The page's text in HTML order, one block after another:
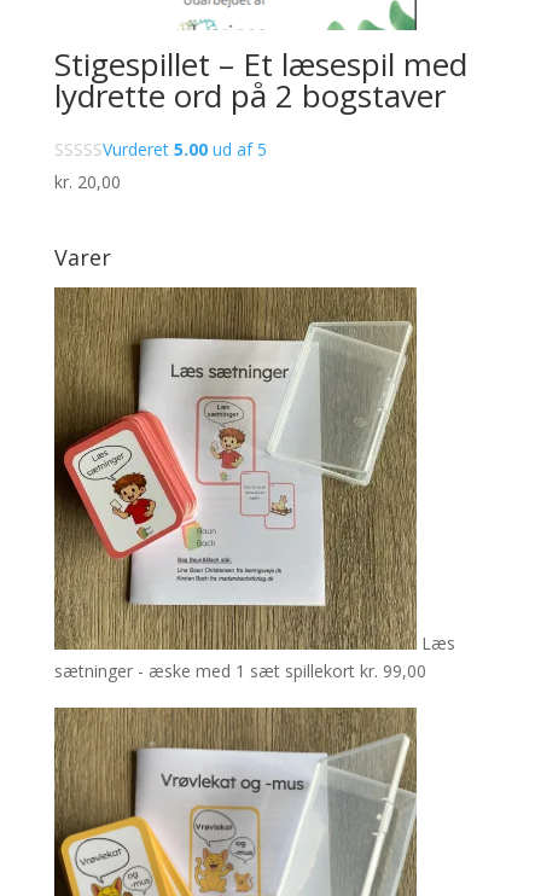
Stigespillet – Et læsespil med
lydrette ord på 2 bogstaver
Vurderet 5.00ud af 5
kr. 20,00
Varer
Læs
sætninger - æske med 1 sæt spillekort kr. 99,00